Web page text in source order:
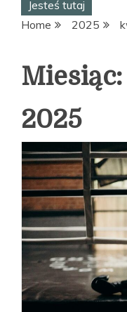
Jesteś tutaj
Home
2025
Miesiąc:
2025